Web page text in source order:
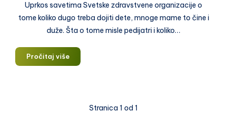
Uprkos savetima Svetske zdravstvene organizacije o
tome koliko dugo treba dojiti dete, mnoge mame to čine i
duže. Šta o tome misle pedijatri i koliko…
Pročitaj višeDo
kada
Stranica 1 od 1